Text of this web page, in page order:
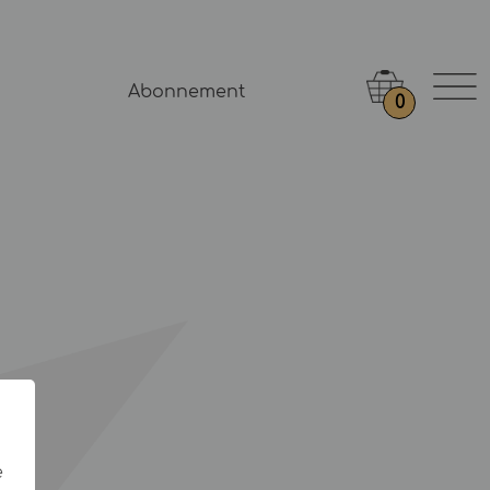
Abonnement
0